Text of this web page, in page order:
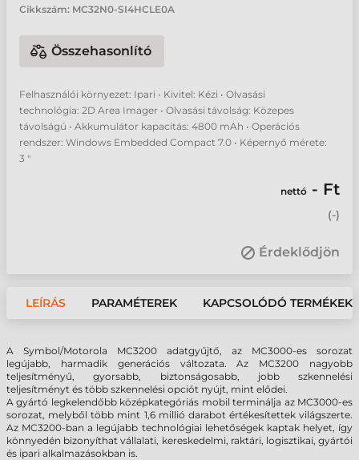
Cikkszám: MC32N0-SI4HCLE0A
Összehasonlító
Felhasználói környezet: Ipari • Kivitel: Kézi • Olvasási
technológia: 2D Area Imager • Olvasási távolság: Közepes
távolságú • Akkumulátor kapacitás: 4800 mAh • Operációs
rendszer: Windows Embedded Compact 7.0 • Képernyő mérete:
3 "
nettó - Ft
(-)
Érdeklődjön
LEÍRÁS PARAMÉTEREK KAPCSOLÓDÓ TERMÉKEK
A Symbol/Motorola MC3200 adatgyűjtő, az MC3000-es sorozat
legújabb, harmadik generációs változata. Az MC3200 nagyobb
teljesítményű, gyorsabb, biztonságosabb, jobb szkennelési
teljesítményt és több szkennelési opciót nyújt, mint elődei.
A gyártó legkelendőbb középkategóriás mobil terminálja az MC3000-es
sorozat, melyből több mint 1,6 millió darabot értékesítettek világszerte.
Az MC3200-ban a legújabb technológiai lehetőségek kaptak helyet, így
könnyedén bizonyíthat vállalati, kereskedelmi, raktári, logisztikai, gyártói
és ipari alkalmazásokban is.